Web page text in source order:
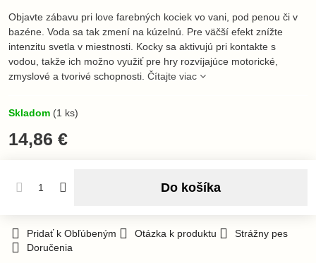
Objavte zábavu pri love farebných kociek vo vani, pod penou či v
bazéne. Voda sa tak zmení na kúzelnú. Pre väčší efekt znížte
intenzitu svetla v miestnosti. Kocky sa aktivujú pri kontakte s
vodou, takže ich možno využiť pre hry rozvíjajúce motorické,
zmyslové a tvorivé schopnosti. Čítajte viac
Skladom (1 ks)
14,86 €
Do košíka
Pridať k Obľúbeným Otázka k produktu
Strážny pes
Doručenia